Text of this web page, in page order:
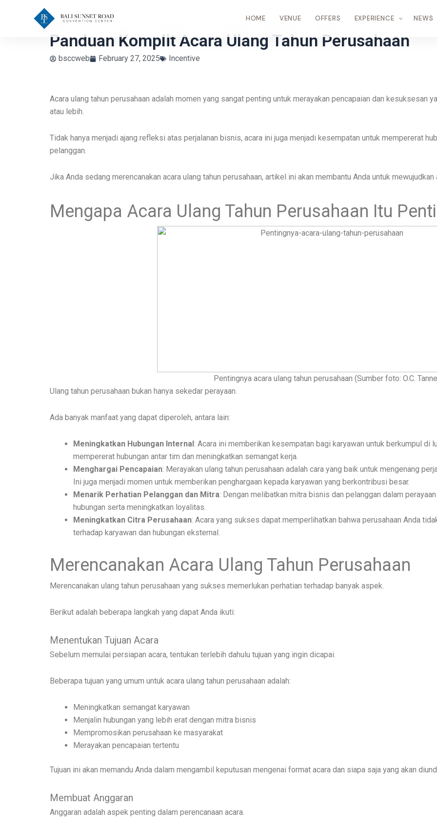
HOME VENUE OFFERS EXPERIENCE NEWS
Panduan Komplit Acara Ulang Tahun Perusahaan
bsccweb February 27, 2025 Incentive
Acara ulang tahun perusahaan adalah momen yang sangat penting untuk merayakan pencapaian dan kesuksesan
atau lebih.
Tidak hanya menjadi ajang refleksi atas perjalanan bisnis, acara ini juga menjadi kesempatan untuk mempererat
pelanggan.
Jika Anda sedang merencanakan acara ulang tahun perusahaan, artikel ini akan membantu Anda untuk
Mengapa Acara Ulang Tahun Perusahaan Itu
Pentingnya acara ulang tahun perusahaan (Sumber foto: O.C.
Ulang tahun perusahaan bukan hanya sekedar perayaan.
Ada banyak manfaat yang dapat diperoleh, antara lain:
Meningkatkan Hubungan Internal : Acara ini memberikan kesempatan bagi karyawan untuk berkumpul di
mempererat hubungan antar tim dan meningkatkan semangat kerja.
Menghargai Pencapaian: Merayakan ulang tahun perusahaan adalah cara yang baik untuk mengenang
Ini juga menjadi momen untuk memberikan penghargaan kepada karyawan yang berkontribusi besar.
Menarik Perhatian Pelanggan dan Mitra: Dengan melibatkan mitra bisnis dan pelanggan dalam
hubungan serta meningkatkan loyalitas.
Meningkatkan Citra Perusahaan: Acara yang sukses dapat memperlihatkan bahwa perusahaan Anda
terhadap karyawan dan hubungan eksternal.
Merencanakan Acara Ulang Tahun Perusahaan
Merencanakan ulang tahun perusahaan yang sukses memerlukan perhatian terhadap banyak aspek.
Berikut adalah beberapa langkah yang dapat Anda ikuti:
Menentukan Tujuan Acara
Sebelum memulai persiapan acara, tentukan terlebih dahulu tujuan yang ingin dicapai.
Beberapa tujuan yang umum untuk acara ulang tahun perusahaan adalah:
Meningkatkan semangat karyawan
Menjalin hubungan yang lebih erat dengan mitra bisnis
Mempromosikan perusahaan ke masyarakat
Merayakan pencapaian tertentu
Tujuan ini akan memandu Anda dalam mengambil keputusan mengenai format acara dan siapa saja yang akan
Membuat Anggaran
Anggaran adalah aspek penting dalam perencanaan acara.